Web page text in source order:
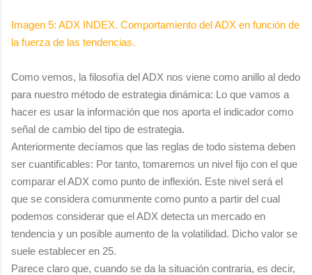
Imagen 5: ADX INDEX. Comportamiento del ADX en función de
la fuerza de las tendencias.
Como vemos, la filosofía del ADX nos viene como anillo al dedo
para nuestro método de estrategia dinámica: Lo que vamos a
hacer es usar la información que nos aporta el indicador como
señal de cambio del tipo de estrategia.
Anteriormente decíamos que las reglas de todo sistema deben
ser cuantificables: Por tanto, tomaremos un nivel fijo con el que
comparar el ADX como punto de inflexión. Este nivel será el
que se considera comunmente como punto a partir del cual
podemos considerar que el ADX detecta un mercado en
tendencia y un posible aumento de la volatilidad. Dicho valor se
suele establecer en 25.
Parece claro que, cuando se da la situación contraria, es decir,